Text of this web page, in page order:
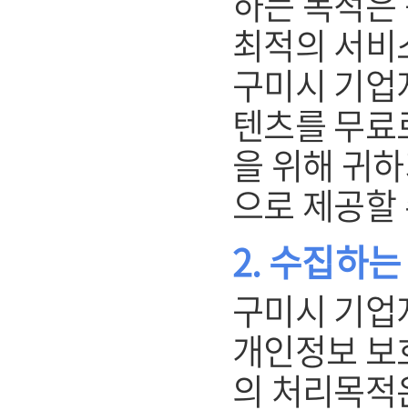
최적의 서
구미시 기
텐츠를 무
을 위해 귀
으로 제공
2. 수집하
구미시 기
개인정보
의 처리목